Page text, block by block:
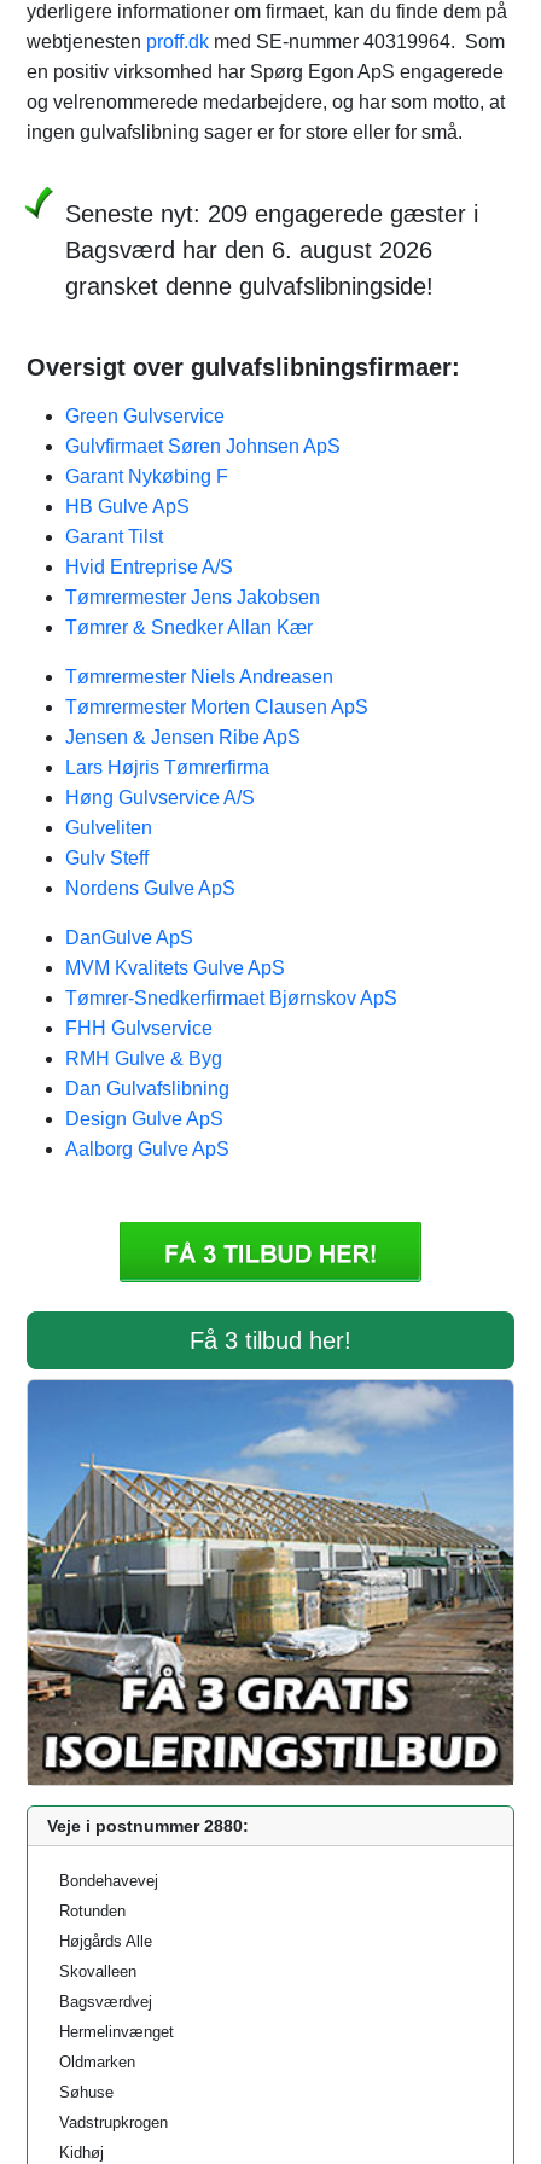
yderligere informationer om firmaet, kan du finde dem på
webtjenesten proff.dk med SE-nummer 40319964. Som
en positiv virksomhed har Spørg Egon ApS engagerede
og velrenommerede medarbejdere, og har som motto, at
ingen gulvafslibning sager er for store eller for små.
Seneste nyt: 209 engagerede gæster i
Bagsværd har den 6. august 2026
gransket denne gulvafslibningside!
Oversigt over gulvafslibningsfirmaer:
Green Gulvservice
Gulvfirmaet Søren Johnsen ApS
Garant Nykøbing F
HB Gulve ApS
Garant Tilst
Hvid Entreprise A/S
Tømrermester Jens Jakobsen
Tømrer & Snedker Allan Kær
Tømrermester Niels Andreasen
Tømrermester Morten Clausen ApS
Jensen & Jensen Ribe ApS
Lars Højris Tømrerfirma
Høng Gulvservice A/S
Gulveliten
Gulv Steff
Nordens Gulve ApS
DanGulve ApS
MVM Kvalitets Gulve ApS
Tømrer-Snedkerfirmaet Bjørnskov ApS
FHH Gulvservice
RMH Gulve & Byg
Dan Gulvafslibning
Design Gulve ApS
Aalborg Gulve ApS
Få 3 tilbud her!
Veje i postnummer 2880:
Bondehavevej
Rotunden
Højgårds Alle
Skovalleen
Bagsværdvej
Hermelinvænget
Oldmarken
Søhuse
Vadstrupkrogen
Kidhøj